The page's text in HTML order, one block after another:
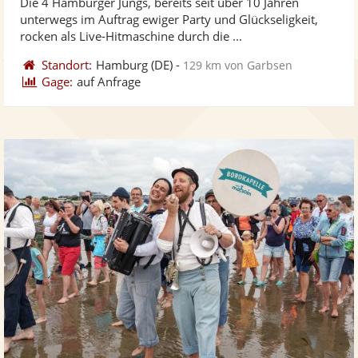
Sternen
unterwegs im Auftrag ewiger Party und Glückseligkeit,
rocken als Live-Hitmaschine durch die ...
Standort: Hamburg (DE) - 129 km von Garbsen
Gage: auf Anfrage